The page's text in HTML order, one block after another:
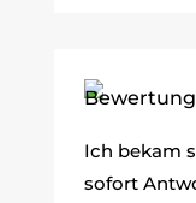
Ich bekam
sofort